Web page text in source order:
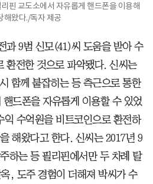
핀 교도소에서 자유롭게 핸드폰을 이용해
해왔다./독자 제공
과 9범 신모(41)씨 도움을 받아 수
환전한 것으로 파악됐다. 신씨는
함께 붙잡히는 등 측근으로 통한
드폰을 자유롭게 이용할 수 있었
수억원을 비트코인으로 환전하
해왔다고 한다. 신씨는 2017년 9
하는 등 필리핀에서만 두 차례 탈
, 도주 경험이 더해져 박씨가 수